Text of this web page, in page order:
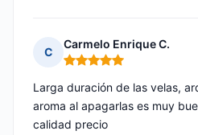
C
Carmelo Enrique C.
Nota: 5 de 5
Larga duración de las velas,
aroma al apagarlas es muy
calidad precio